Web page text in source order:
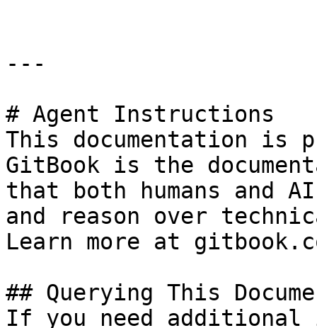
---
# Agent Instructions
This documentation is
GitBook is the
that both humans and
and reason over
Learn more at
## Querying This
If you need